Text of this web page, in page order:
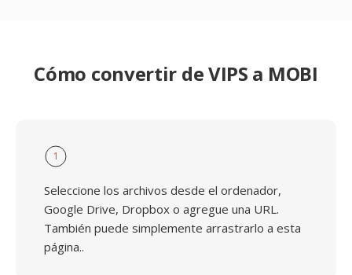
Cómo convertir de VIPS a MOBI
1
Seleccione los archivos desde el ordenador,
Google Drive, Dropbox o agregue una URL.
También puede simplemente arrastrarlo a esta
página..